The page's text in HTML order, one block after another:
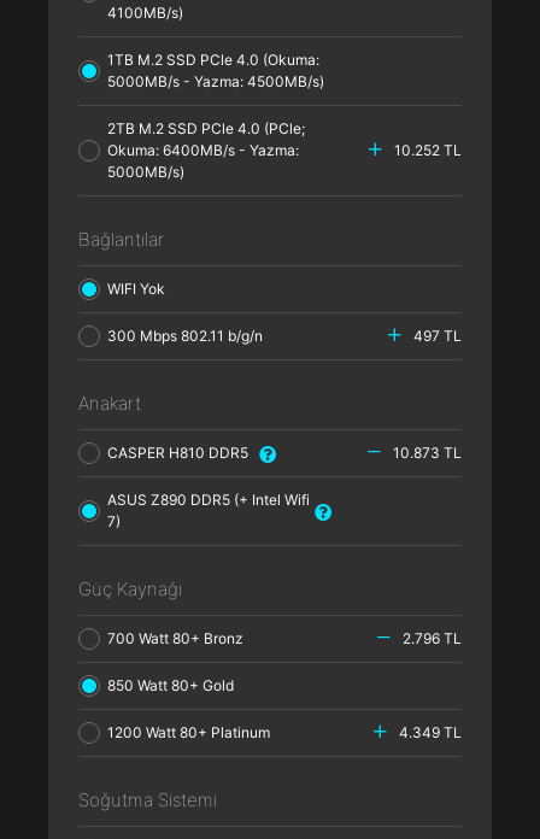
4100MB/s)
1TB M.2 SSD PCle 4.0 (Okuma:
5000MB/s - Yazma: 4500MB/s)
2TB M.2 SSD PCle 4.0 (PCle;
Okuma: 6400MB/s - Yazma:
5000MB/s)
10.252 TL
Bağlantılar
WIFI Yok
300 Mbps 802.11 b/g/n 497 TL
Anakart
CASPER H810 DDR5 10.873 TL
ASUS Z890 DDR5 (+ Intel Wifi
7)
Güç Kaynağı
700 Watt 80+ Bronz 2.796 TL
850 Watt 80+ Gold
1200 Watt 80+ Platinum 4.349 TL
Soğutma Sistemi